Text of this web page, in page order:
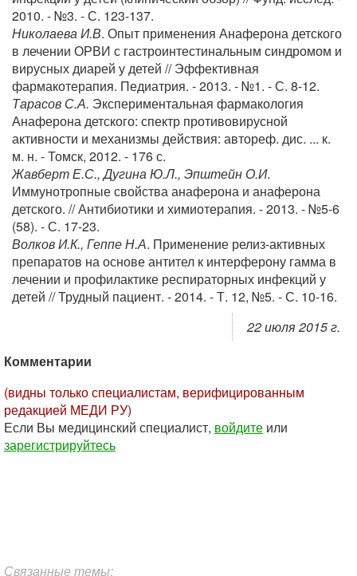
2010. - №3. - С. 123-137.
Николаева И.В. Опыт применения Анаферона детского
в лечении ОРВИ с гастроинтестинальным синдромом и
вирусных диарей у детей // Эффективная
фармакотерапия. Педиатрия. - 2013. - №1. - С. 8-12.
Тарасов С.А. Экспериментальная фармакология
Анаферона детского: спектр противовирусной
активности и механизмы действия: автореф. дис. ... к.
м. н. - Томск, 2012. - 176 с.
Жавберт Е.С., Дугина Ю.Л., Эпштейн О.И.
Иммунотропные свойства анаферона и анаферона
детского. // Антибиотики и химиотерапия. - 2013. - №5-6
(58). - С. 17-23.
Волков И.К., Геппе Н.А. Применение релиз-активных
препаратов на основе антител к интерферону гамма в
лечении и профилактике респираторных инфекций у
детей // Трудный пациент. - 2014. - Т. 12, №5. - С. 10-16.
22 июля 2015 г.
Комментарии
(видны только специалистам, верифицированным
редакцией МЕДИ РУ)
Если Вы медицинский специалист, войдите или
зарегистрируйтесь
Связанные темы: